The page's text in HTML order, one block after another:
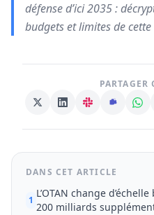
défense d’ici 2035 :
budgets et limites de
PARTAGER
DANS CET ARTICLE
1
L’OTAN change
200 milliards